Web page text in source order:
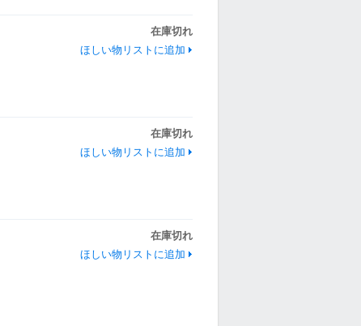
在庫切れ
ほしい物リストに追加
在庫切れ
ほしい物リストに追加
在庫切れ
ほしい物リストに追加